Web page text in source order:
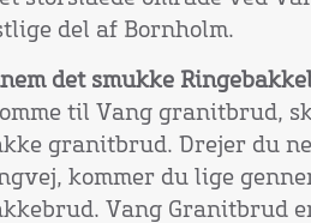
del af Bornholm.
det smukke
til Vang granitbrud,
granitbrud. Drejer du
kommer du lige
Vang Granitbrud